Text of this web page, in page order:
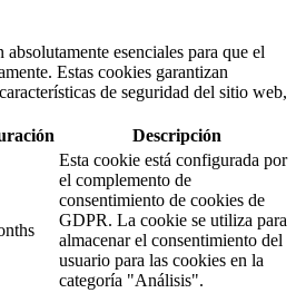
absolutamente esenciales para que el
Estas cookies garantizan
de seguridad del sitio web,
Descripción
Esta cookie está configurada por
el complemento de
consentimiento de cookies de
GDPR. La cookie se utiliza para
almacenar el consentimiento del
usuario para las cookies en la
categoría "Análisis".